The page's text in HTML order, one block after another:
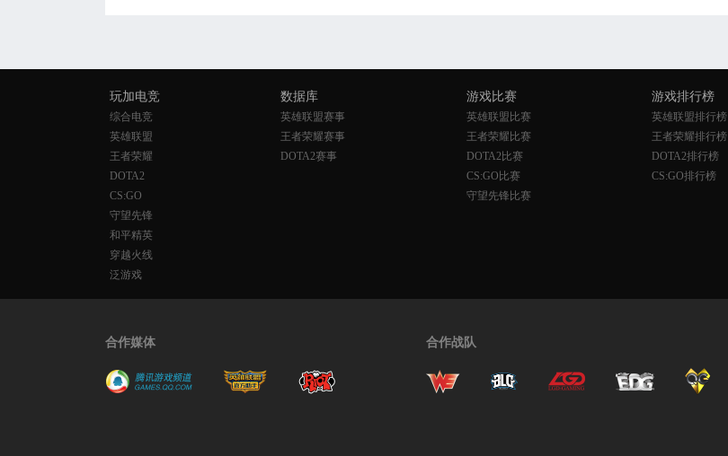
玩加电竞
综合电竞
英雄联盟
王者荣耀
DOTA2
CS:GO
守望先锋
和平精英
穿越火线
泛游戏
数据库
英雄联盟赛事
王者荣耀赛事
DOTA2赛事
游戏比赛
英雄联盟比赛
王者荣耀比赛
DOTA2比赛
CS:GO比赛
守望先锋比赛
游戏排行榜
英雄联盟排行榜
王者荣耀排行榜
DOTA2排行榜
CS:GO排行榜
合作媒体 合作战队